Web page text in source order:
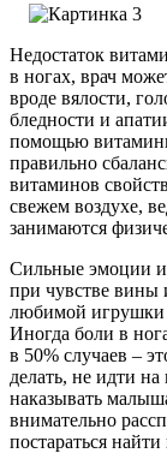
Недостаток
в ногах, врач
вроде вялости,
бледности и
помощью
правильно
витаминов
свежем воздухе,
занимаются
Сильные эмоции и
при чувстве вины
любимой игрушки
Иногда боли в
в 50% случаев –
делать, не идти
наказывать
внимательно
постараться